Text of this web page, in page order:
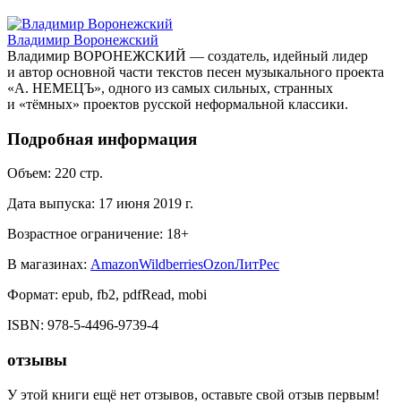
Владимир Воронежский
Владимир ВОРОНЕЖСКИЙ — создатель, идейный лидер
и автор основной части текстов песен музыкального проекта
«А. НЕМЕЦЪ», одного из самых сильных, странных
и «тёмных» проектов русской неформальной классики.
Подробная информация
Объем: 220 стр.
Дата выпуска: 17 июня 2019 г.
Возрастное ограничение: 18+
В магазинах: AmazonWildberriesOzonЛитРес
Формат: epub, fb2, pdfRead, mobi
ISBN: 978-5-4496-9739-4
отзывы
У этой книги ещё нет отзывов, оставьте свой отзыв первым!